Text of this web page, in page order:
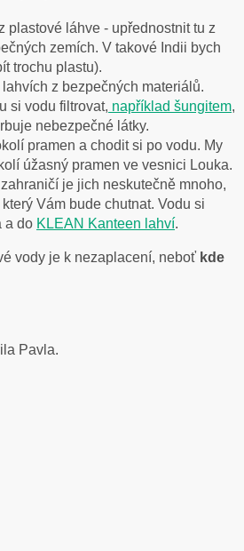
plastové láhve - upřednostnit tu z
zemích. V takové Indii bych
trochu plastu).
z bezpečných materiálů.
si vodu filtrovat, například šungitem,
nebezpečné látky.
pramen a chodit si po vodu. My
úžasný pramen ve vesnici Louka.
je jich neskutečně mnoho,
Vám bude chutnat. Vodu si
a do KLEAN Kanteen lahví.
vody je k nezaplacení, neboť kde
Pavla.